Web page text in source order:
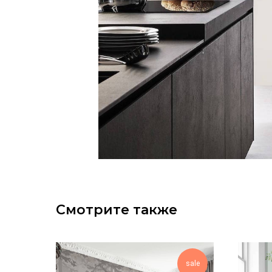
Смотрите также
sale